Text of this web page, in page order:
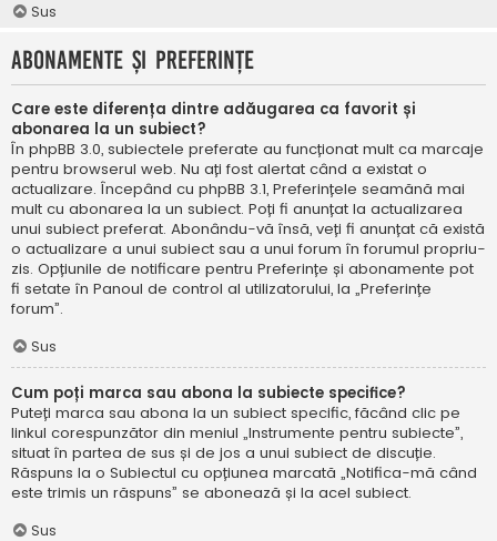
Sus
Abonamente și Preferințe
Care este diferența dintre adăugarea ca favorit și
abonarea la un subiect?
În phpBB 3.0, subiectele preferate au funcționat mult ca marcaje
pentru browserul web. Nu ați fost alertat când a existat o
actualizare. Începând cu phpBB 3.1, Preferințele seamănă mai
mult cu abonarea la un subiect. Poți fi anunțat la actualizarea
unui subiect preferat. Abonându-vă însă, veți fi anunțat că există
o actualizare a unui subiect sau a unui forum în forumul propriu-
zis. Opțiunile de notificare pentru Preferințe și abonamente pot
fi setate în Panoul de control al utilizatorului, la „Preferințe
forum”.
Sus
Cum poți marca sau abona la subiecte specifice?
Puteți marca sau abona la un subiect specific, făcând clic pe
linkul corespunzător din meniul „Instrumente pentru subiecte”,
situat în partea de sus și de jos a unui subiect de discuție.
Răspuns la o Subiectul cu opțiunea marcată „Notifica-mă când
este trimis un răspuns” se abonează și la acel subiect.
Sus